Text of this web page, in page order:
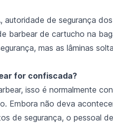
de segurança
barbear de cartucho na
mas as lâminas
for confiscada?
isso é normalmente
Embora não deva
de segurança, o pessoal